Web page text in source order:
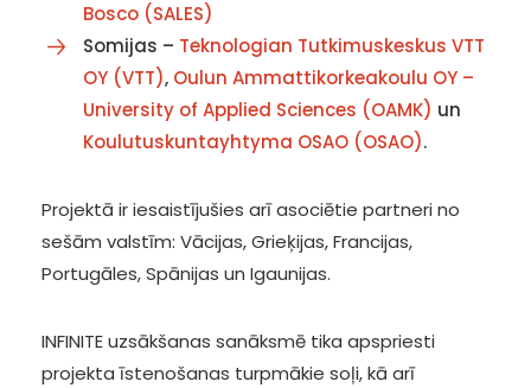
Bosco (SALES)
Somijas – Teknologian Tutkimuskeskus VTT
OY (VTT), Oulun Ammattikorkeakoulu OY –
University of Applied Sciences (OAMK) un
Koulutuskuntayhtyma OSAO (OSAO).
Projektā ir iesaistījušies arī asociētie partneri no
sešām valstīm: Vācijas, Grieķijas, Francijas,
Portugāles, Spānijas un Igaunijas.
INFINITE uzsākšanas sanāksmē tika apspriesti
projekta īstenošanas turpmākie soļi, kā arī